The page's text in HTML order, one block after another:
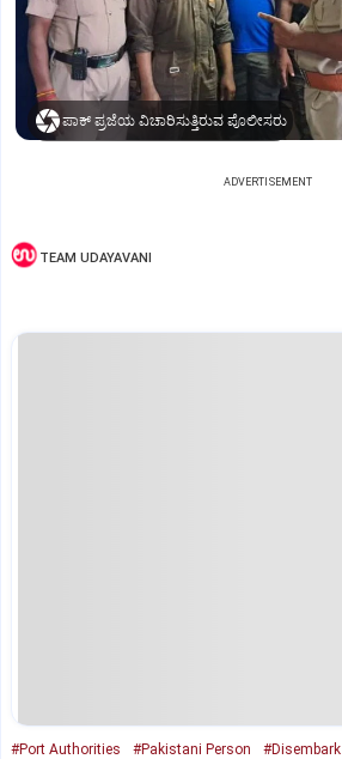
ಪಾಕ್‌ ಪ್ರಜೆಯ ವಿಚಾರಿಸುತ್ತಿರುವ ಪೊಲೀಸರು
ADVERTISEMENT
TEAM UDAYAVANI
#Port Authorities #Pakistani Person #Disembark